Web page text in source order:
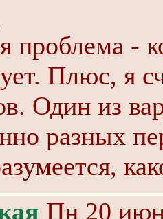
проблема -
Плюс, я
Один из
разных
Пн 20